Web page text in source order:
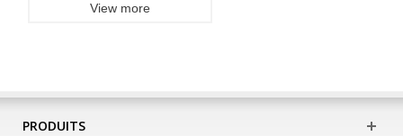
View more
PRODUITS